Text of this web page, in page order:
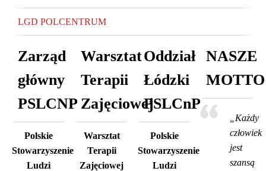
LGD POLCENTRUM
Zarząd
główny
PSLCNP
Polskie
Stowarzyszenie
Ludzi
Warsztat
Terapii
Zajęciowej
Warsztat
Terapii
Zajęciowej
Oddział
Łódzki
PSLCnP
Polskie
Stowarzyszenie
Ludzi
NASZE
„Każdy
człowiek
jest
szansą